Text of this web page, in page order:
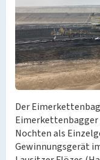
Der
Eimerkettenbagger
Nochten als
Gewinnungsgerät